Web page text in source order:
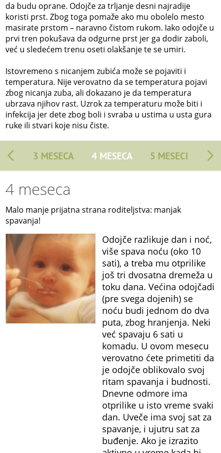
da budu oprane. Odojče za trljanje desni najradije
koristi prst. Zbog toga pomaže ako mu obolelo mesto
masirate prstom – naravno čistom rukom. Iako odojče u
prvi tren pokušava da odgurne prst jer ga dodir zaboli,
već u sledećem trenu oseti olakšanje te se umiri.
Istovremeno s nicanjem zubića može se pojaviti i
temperatura. Nije verovatno da se temperatura pojavi
zbog nicanja zuba, ali dokazano je da temperatura
ubrzava njihov rast. Uzrok za temperaturu može biti i
infekcija jer dete zbog boli i svraba u ustima u usta gura
ruke ili stvari koje nisu čiste.
3 MESECA 4 MESECA 5 MESECI
4 meseca
Malo manje prijatna strana roditeljstva: manjak
spavanja!
Odojče razlikuje dan i noć,
više spava noću (oko 10
sati), a treba mu otprilike
još tri dvosatna dremeža u
toku dana. Većina odojčadi
(pre svega dojenih) se
noću budi jednom do dva
puta, zbog hranjenja. Neki
već spavaju 6 sati u
komadu. U ovom mesecu
verovatno ćete primetiti da
je odojče oblikovalo svoj
ritam spavanja i budnosti.
Dnevne odmore ima
otprilike u isto vreme svaki
dan. Uveče ima svoj sat za
spavanje, i ujutru sat za
buđenje. Ako je izrazito